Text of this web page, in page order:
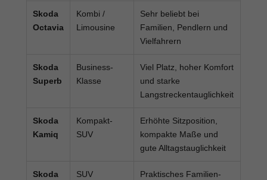
Skoda
Octavia
Kombi /
Limousine
Sehr beliebt bei
Familien, Pendlern und
Vielfahrern
Skoda
Superb
Business-
Klasse
Viel Platz, hoher Komfort
und starke
Langstreckentauglichkeit
Skoda
Kamiq
Kompakt-
SUV
Erhöhte Sitzposition,
kompakte Maße und
gute Alltagstauglichkeit
Skoda
SUV
Praktisches Familien-